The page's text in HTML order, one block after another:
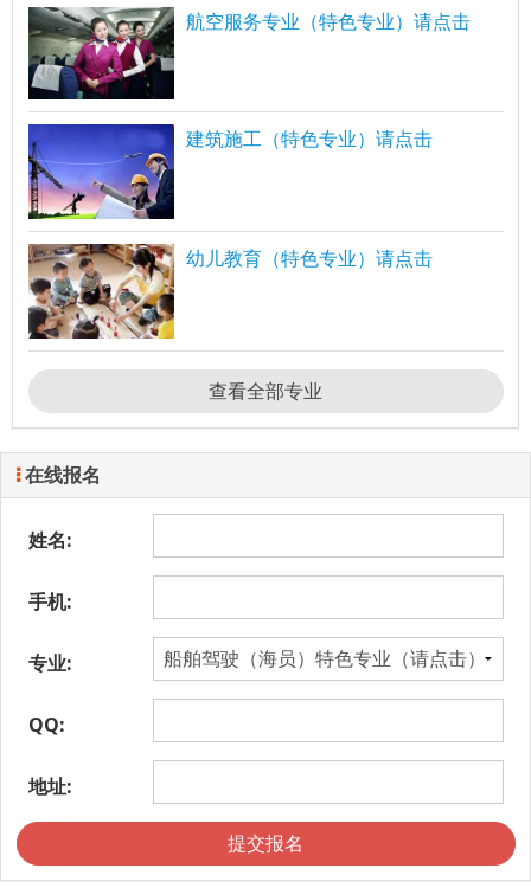
航空服务专业（特色专业）请点击
建筑施工（特色专业）请点击
幼儿教育（特色专业）请点击
查看全部专业
在线报名
姓名:
手机:
专业:
QQ:
地址:
提交报名